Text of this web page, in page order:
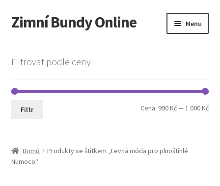
Přeskočit
na
Přejít
k
Zimní Bundy Online Menu
menu
Filtrovat podle ceny
Filtr Cena: 990 Kč—1 000 Kč
Domů
Produkty se štítkem „Levná móda pro plnoštíhlé
Numoco“